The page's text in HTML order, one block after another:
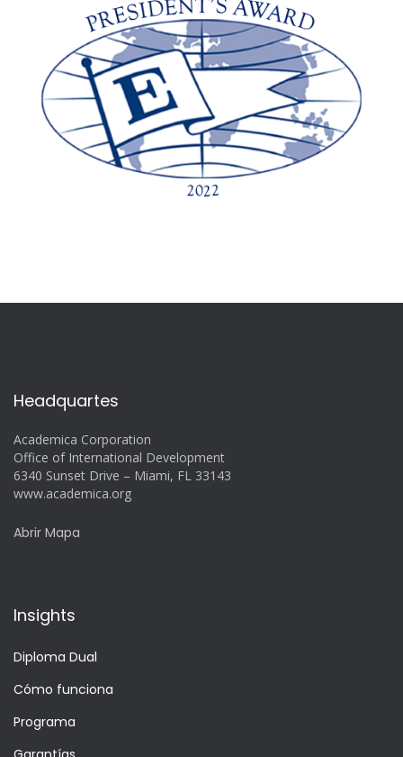
Headquartes
Academica Corporation
Office of International Development
6340 Sunset Drive – Miami, FL 33143
www.academica.org
Abrir Mapa
Insights
Diploma Dual
Cómo funciona
Programa